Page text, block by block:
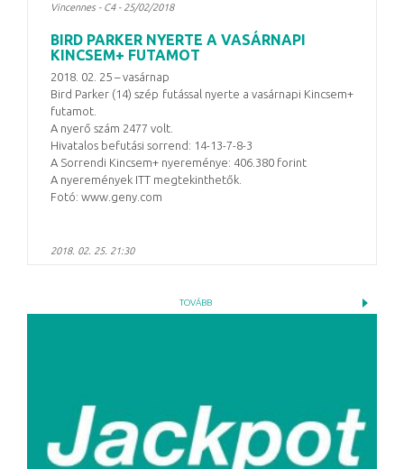
Vincennes - C4 - 25/02/2018
BIRD PARKER NYERTE A VASÁRNAPI
KINCSEM+ FUTAMOT
2018. 02. 25 – vasárnap
Bird Parker (14) szép futással nyerte a vasárnapi Kincsem+
futamot.
A nyerő szám 2477 volt.
Hivatalos befutási sorrend: 14-13-7-8-3
A Sorrendi Kincsem+ nyereménye: 406.380 forint
A nyeremények ITT megtekinthetők.
Fotó: www.geny.com
2018. 02. 25. 21:30
TOVÁBB